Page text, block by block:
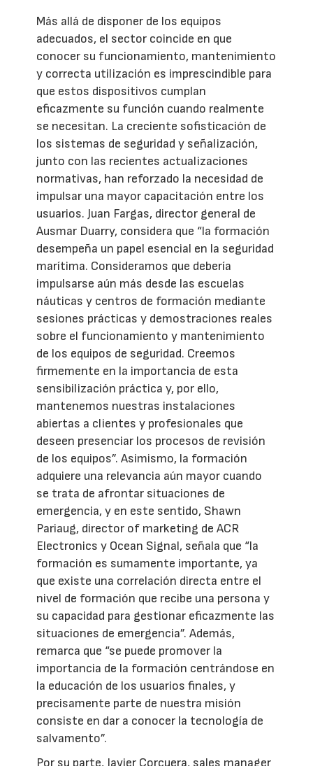
Más allá de disponer de los equipos
adecuados, el sector coincide en que
conocer su funcionamiento, mantenimiento
y correcta utilización es imprescindible para
que estos dispositivos cumplan
eficazmente su función cuando realmente
se necesitan. La creciente sofisticación de
los sistemas de seguridad y señalización,
junto con las recientes actualizaciones
normativas, han reforzado la necesidad de
impulsar una mayor capacitación entre los
usuarios. Juan Fargas, director general de
Ausmar Duarry, considera que “la formación
desempeña un papel esencial en la seguridad
marítima. Consideramos que debería
impulsarse aún más desde las escuelas
náuticas y centros de formación mediante
sesiones prácticas y demostraciones reales
sobre el funcionamiento y mantenimiento
de los equipos de seguridad. Creemos
firmemente en la importancia de esta
sensibilización práctica y, por ello,
mantenemos nuestras instalaciones
abiertas a clientes y profesionales que
deseen presenciar los procesos de revisión
de los equipos”. Asimismo, la formación
adquiere una relevancia aún mayor cuando
se trata de afrontar situaciones de
emergencia, y en este sentido, Shawn
Pariaug, director of marketing de ACR
Electronics y Ocean Signal, señala que “la
formación es sumamente importante, ya
que existe una correlación directa entre el
nivel de formación que recibe una persona y
su capacidad para gestionar eficazmente las
situaciones de emergencia”. Además,
remarca que “se puede promover la
importancia de la formación centrándose en
la educación de los usuarios finales, y
precisamente parte de nuestra misión
consiste en dar a conocer la tecnología de
salvamento”.
Por su parte, Javier Corcuera, sales manager